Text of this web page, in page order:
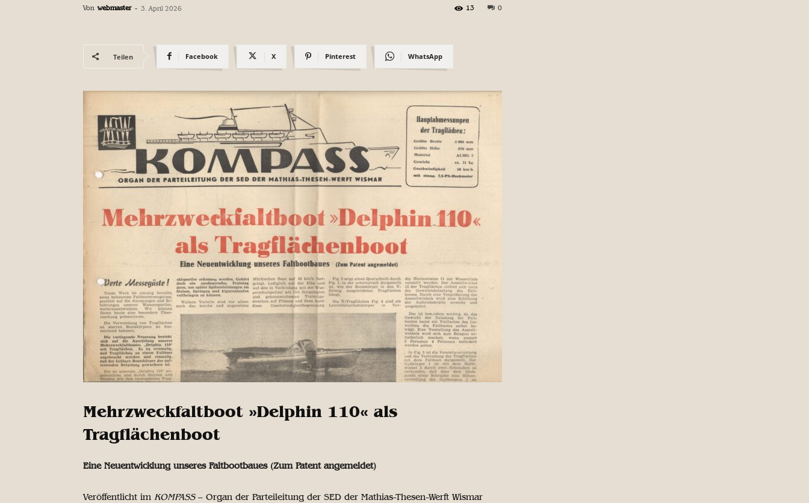
Von webmaster - 3. April 2026 0
13
Teilen Facebook X Pinterest WhatsApp
Mehrzweckfaltboot »Delphin 110« als
Tragflächenboot
Eine Neuentwicklung unseres Faltbootbaues (Zum Patent angemeldet)
Veröffentlicht im KOMPASS– Organ der Parteileitung der SED der Mathias-Thesen-Werft Wismar